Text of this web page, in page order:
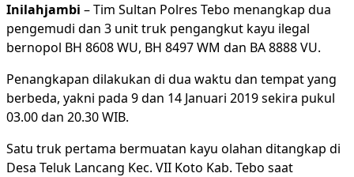
Inilahjambi – Tim Sultan Polres Tebo menangkap dua
pengemudi dan 3 unit truk pengangkut kayu ilegal
bernopol BH 8608 WU, BH 8497 WM dan BA 8888 VU.
Penangkapan dilakukan di dua waktu dan tempat yang
berbeda, yakni pada 9 dan 14 Januari 2019 sekira pukul
03.00 dan 20.30 WIB.
Satu truk pertama bermuatan kayu olahan ditangkap di
Desa Teluk Lancang Kec. VII Koto Kab. Tebo saat